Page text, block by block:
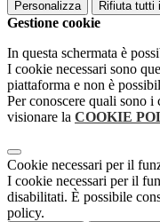
Personalizza Rifiuta tutti
Gestione cookie
In questa schermata è
I cookie necessari sono
piattaforma e non è
Per conoscere quali sono i
visionare la COOKIE
Cookie necessari per il
I cookie necessari per il
disabilitati. È possibile
policy.